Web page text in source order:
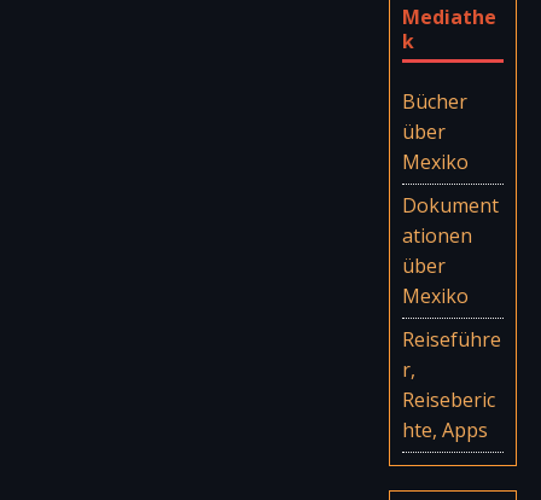
Mediathe
k
Bücher
über
Mexiko
Dokument
ationen
über
Mexiko
Reiseführe
r,
Reiseberic
hte, Apps